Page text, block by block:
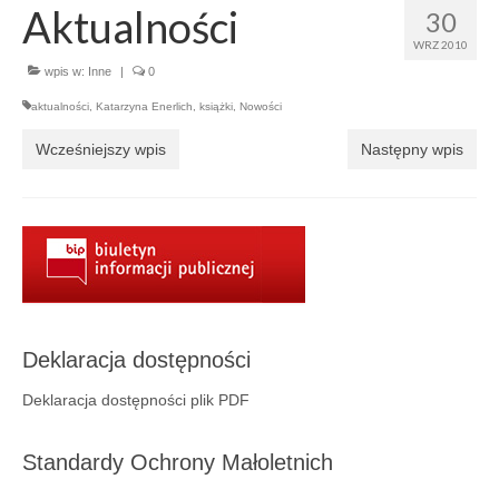
Filia w Bujakowie
Filia w Czańcu
Filia w Kobiernicach
Katalog On-line
Wydarzenia 2022
wydarzenia 2021
wydarzenia 2020
wydarzenia 2019
30
WRZ 2010
Aktualności
wpis w: Inne | 0
aktualności Katarzyna Enerlich książki Nowości
Wcześniejszy wpis Następny wpis
Deklaracja dostępności
Deklaracja dostępności plik PDF
Standardy Ochrony Małoletnich